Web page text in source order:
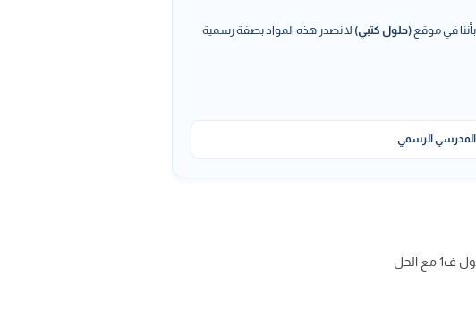
في موقع (حلول كتبي) لا نصدر هذه المواد بصفة رسمية
المدرسي الرسمي.